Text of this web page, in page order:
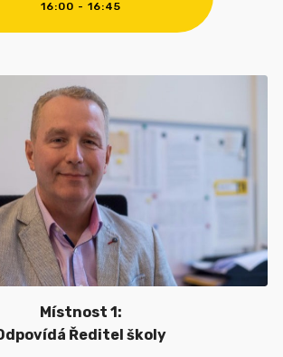
16:00 - 16:45
Místnost 1:
Ředitel školy